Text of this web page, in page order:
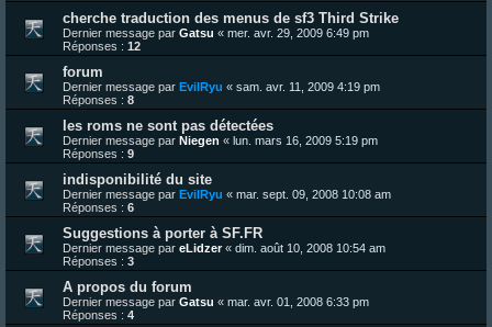
cherche traduction des menus de sf3 Third Strike
Dernier message par Gatsu « mer. avr. 29, 2009 6:49 pm
Réponses : 12
forum
Dernier message par EvilRyu « sam. avr. 11, 2009 4:19 pm
Réponses : 8
les roms ne sont pas détectées
Dernier message par Niegen « lun. mars 16, 2009 5:19 pm
Réponses : 9
indisponibilité du site
Dernier message par EvilRyu « mar. sept. 09, 2008 10:08 am
Réponses : 6
Suggestions à porter à SF.FR
Dernier message par eLidzer« dim. août 10, 2008 10:54 am
Réponses : 3
A propos du forum
Dernier message par Gatsu « mar. avr. 01, 2008 6:33 pm
Réponses : 4